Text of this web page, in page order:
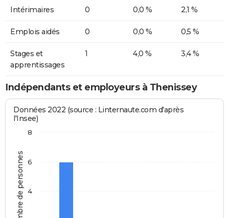
Intérimaires 0 0,0 % 2,1 %
Emplois aidés 0 0,0 % 0,5 %
Stages et
apprentissages
1 4,0 % 3,4 %
Indépendants et employeurs à Thenissey
Nombre de personnes
Données 2022 (source : Linternaute.com d'après
l'Insee)
4
6
8